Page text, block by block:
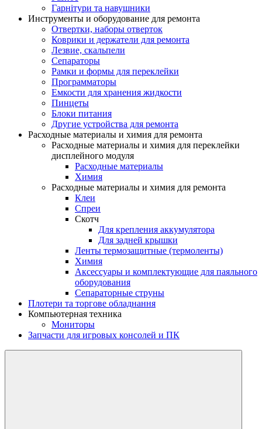
Гарнітури та навушники
Инструменты и оборудование для ремонта
Отвертки, наборы отверток
Коврики и держатели для ремонта
Лезвие, скальпели
Сепараторы
Рамки и формы для переклейки
Программаторы
Емкости для хранения жидкости
Пинцеты
Блоки питания
Другие устройства для ремонта
Расходные материалы и химия для ремонта
Расходные материалы и химия для переклейки
дисплейного модуля
Расходные материалы
Химия
Расходные материалы и химия для ремонта
Клеи
Спреи
Скотч
Для крепления аккумулятора
Для задней крышки
Ленты термозащитные (термоленты)
Химия
Аксессуары и комплектующие для паяльного
оборудования
Сепараторные струны
Плотери та торгове обладнання
Компьютерная техника
Мониторы
Запчасти для игровых консолей и ПК